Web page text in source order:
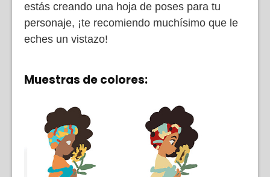
estás creando una hoja de poses para tu
personaje, ¡te recomiendo muchísimo que le
eches un vistazo!
Muestras de colores: